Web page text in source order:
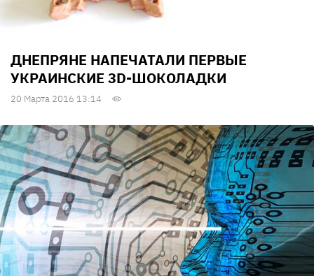
ДНЕПРЯНЕ НАПЕЧАТАЛИ ПЕРВЫЕ
УКРАИНСКИЕ 3D-ШОКОЛАДКИ
20 Марта 2016 13:14